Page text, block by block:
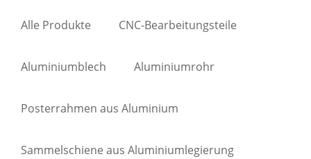
Alle Produkte CNC-Bearbeitungsteile
Aluminiumblech Aluminiumrohr
Posterrahmen aus Aluminium
Sammelschiene aus Aluminiumlegierung